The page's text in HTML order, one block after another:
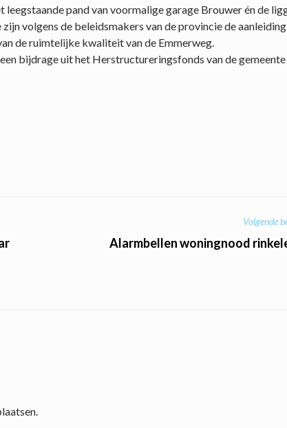
leegstaande pand van voormalige garage Brouwer én de
volgens de beleidsmakers van de provincie de
de ruimtelijke kwaliteit van de Emmerweg.
bijdrage uit het Herstructureringsfonds van de gemeente
Volgende
Alarmbellen woningnood